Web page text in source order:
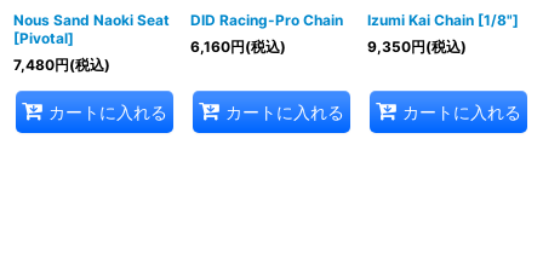
Nous Sand Naoki Seat
[Pivotal]
7,480円(税込)
カートに入れる
DID Racing-Pro Chain
6,160円(税込)
カートに入れる
Izumi Kai Chain [1/8"]
9,350円(税込)
カートに入れる